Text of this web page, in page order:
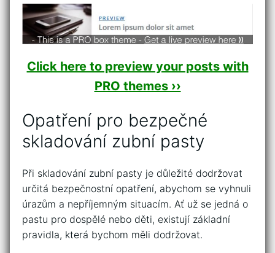
Click here to preview your posts with
PRO themes ››
Opatření pro bezpečné
skladování zubní⁢ pasty
Při⁤ skladování zubní pasty je důležité dodržovat
určitá⁣ bezpečnostní⁣ opatření, abychom se vyhnuli
úrazům a ‌nepříjemným situacím. Ať už se jedná o
pastu pro dospělé⁢ nebo děti,​ existují základní
pravidla, která bychom‌ měli dodržovat.